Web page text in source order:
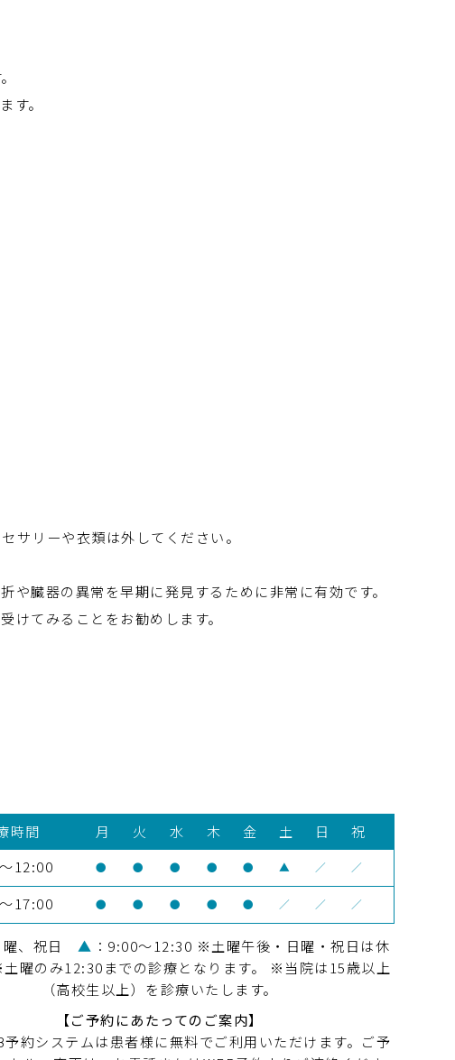
す。
サリーや衣類は外してください。
臓器の異常を早期に発見するために非常に有効です。
てみることをお勧めします。
時間 月 火 水 木 金 土 日
祝
12:00
● ● ● ● ● ▲ ／ ／
17:00 ● ● ● ● ● ／ ／ ／
曜、祝日 ▲ ：9:00～12:30 ※土曜午後・日曜・祝日は休
曜のみ12:30までの診療となります。 ※当院は15歳以上
（高校生以上）を診療いたします。
【ご予約にあたってのご案内】
予約システムは患者様に無料でご利用いただけます。ご予